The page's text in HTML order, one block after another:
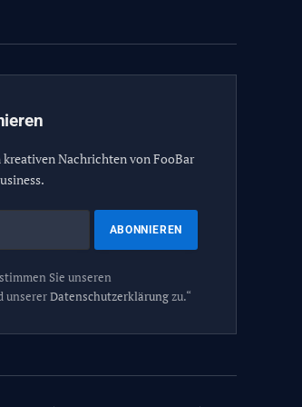
Nachrichten von FooBar
Sie unseren
unsererDatenschutzerklärungzu.“